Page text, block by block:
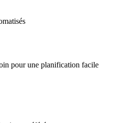
pour une planification facile